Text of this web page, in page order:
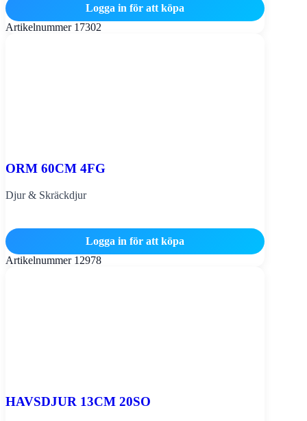
Logga in för att köpa
Artikelnummer 17302
ORM 60CM 4FG
Djur & Skräckdjur
Logga in för att köpa
Artikelnummer 12978
HAVSDJUR 13CM 20SO